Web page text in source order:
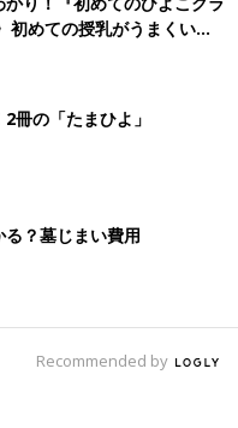
初めての授乳がうまくい
本と夏のトラブル 解決テ
冊の「たまひよ」
？墓じまい費用
Recommended by